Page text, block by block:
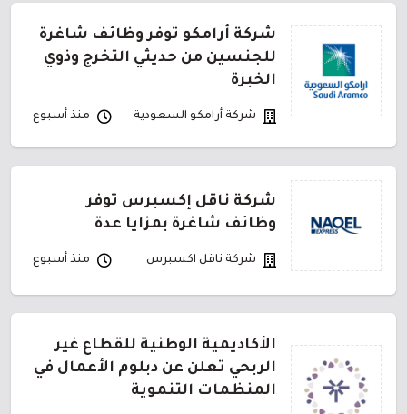
شركة أرامكو توفر وظائف شاغرة
للجنسين من حديثي التخرج وذوي
الخبرة
شركة أرامكو السعودية منذ أسبوع
شركة ناقل إكسبرس توفر
وظائف شاغرة بمزايا عدة
شركة ناقل اكسبرس منذ أسبوع
الأكاديمية الوطنية للقطاع غير
الربحي تعلن عن دبلوم الأعمال في
المنظمات التنموية